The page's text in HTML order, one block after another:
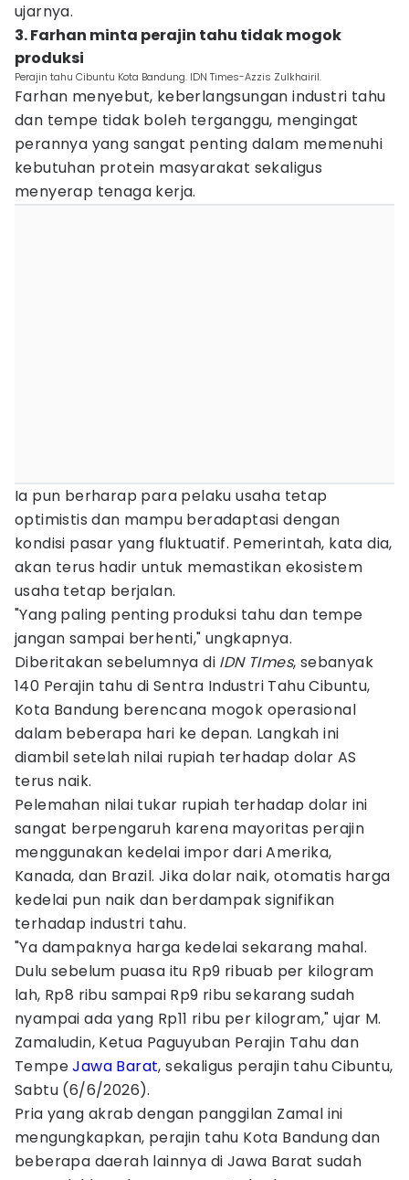
ujarnya.
3. Farhan minta perajin tahu tidak mogok
produksi
Perajin tahu Cibuntu Kota Bandung. IDN Times-Azzis Zulkhairil.
Farhan menyebut, keberlangsungan industri tahu
dan tempe tidak boleh terganggu, mengingat
perannya yang sangat penting dalam memenuhi
kebutuhan protein masyarakat sekaligus
menyerap tenaga kerja.
Ia pun berharap para pelaku usaha tetap
optimistis dan mampu beradaptasi dengan
kondisi pasar yang fluktuatif. Pemerintah, kata dia,
akan terus hadir untuk memastikan ekosistem
usaha tetap berjalan.
"Yang paling penting produksi tahu dan tempe
jangan sampai berhenti," ungkapnya.
Diberitakan sebelumnya di IDN TImes, sebanyak
140 Perajin tahu di Sentra Industri Tahu Cibuntu,
Kota Bandung berencana mogok operasional
dalam beberapa hari ke depan. Langkah ini
diambil setelah nilai rupiah terhadap dolar AS
terus naik.
Pelemahan nilai tukar rupiah terhadap dolar ini
sangat berpengaruh karena mayoritas perajin
menggunakan kedelai impor dari Amerika,
Kanada, dan Brazil. Jika dolar naik, otomatis harga
kedelai pun naik dan berdampak signifikan
terhadap industri tahu.
"Ya dampaknya harga kedelai sekarang mahal.
Dulu sebelum puasa itu Rp9 ribuab per kilogram
lah, Rp8 ribu sampai Rp9 ribu sekarang sudah
nyampai ada yang Rp11 ribu per kilogram," ujar M.
Zamaludin, Ketua Paguyuban Perajin Tahu dan
TempeJawa Barat, sekaligus perajin tahu Cibuntu,
Sabtu (6/6/2026).
Pria yang akrab dengan panggilan Zamal ini
mengungkapkan, perajin tahu Kota Bandung dan
beberapa daerah lainnya di Jawa Barat sudah